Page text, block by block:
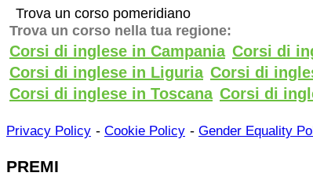
Trova un corso pomeridiano
Trova un corso nella tua regione:
Corsi di inglese in Campania Corsi di
Corsi di inglese in Liguria Corsi di
Corsi di inglese in Toscana Corsi di
Privacy Policy - Cookie Policy - Gender Equality
PREMI